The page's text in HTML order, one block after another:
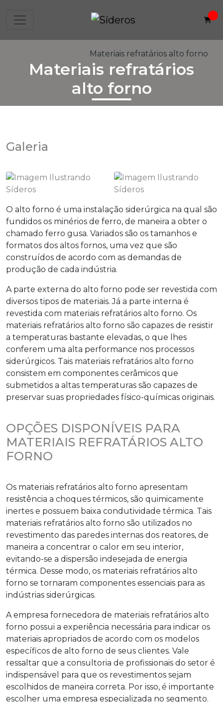
Materiais refratários alto forno
Materiais refratários
alto forno
Galeria
O alto forno é uma instalação siderúrgica na qual são
fundidos os minérios de ferro, de maneira a obter o
chamado ferro gusa. Variados são os tamanhos e
formatos dos altos fornos, uma vez que são
construídos de acordo com as demandas de
produção de cada indústria.
A parte externa do alto forno pode ser revestida com
diversos tipos de materiais. Já a parte interna é
revestida com materiais refratários alto forno. Os
materiais refratários alto forno são capazes de resistir
a temperaturas bastante elevadas, o que lhes
conferem uma alta performance nos processos
siderúrgicos. Tais materiais refratários alto forno
consistem em componentes cerâmicos que
submetidos a altas temperaturas são capazes de
preservar suas propriedades físico-químicas originais.
OPÇÕES DISPONÍVEIS PARA
MATERIAIS REFRATÁRIOS ALTO
FORNO
Os materiais refratários alto forno apresentam
resistência a choques térmicos, são quimicamente
inertes e possuem baixa condutividade térmica. Tais
materiais refratários alto forno são utilizados no
revestimento das paredes internas dos reatores, de
maneira a concentrar o calor em seu interior,
evitando-se a dispersão indesejada de energia
térmica. Desse modo, os materiais refratários alto
forno se tornaram componentes essenciais para as
indústrias siderúrgicas.
A empresa fornecedora de materiais refratários alto
forno possui a experiência necessária para indicar os
materiais apropriados de acordo com os modelos
específicos de alto forno de seus clientes. Vale
ressaltar que a consultoria de profissionais do setor é
indispensável para que os revestimentos sejam
escolhidos de maneira correta. Por isso, é importante
escolher uma empresa especializada no segmento.